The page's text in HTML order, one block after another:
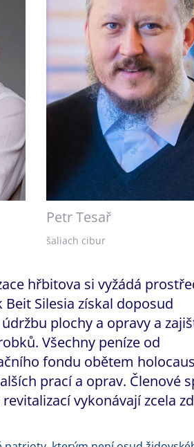
Petr Tesař
šaliach cibur
hřbitova si vyžádá
Silesia získal doposud
plochy a opravy a
Všechny peníze od
fondu obětem
prací a oprav. Členové
vykonávají zcela